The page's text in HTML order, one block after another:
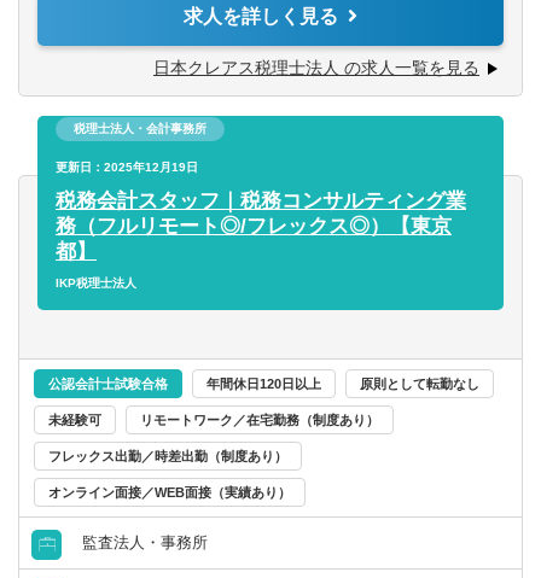
ご経験があり、業務をお任せできるご状況であればフルリ
モートでの働き方のご提案も可能です！
税務業務を行っていく中で、
・税務顧問などを通じて、日本社会や貢献をしたいと考え
ている。
・複雑な税務問題の解決策を提供し、専門家としてより成
長・スキルアップしていきたい。
・申告など実務業務だけでなく、経営者目線にたち、根本
・大手法人で、細かく切り分けられた業務より、より責任
感のある仕事をしたい。
そのような思いをお持ちではございませんか？
今回のポジションの税務スタッフでは、これまで培ってき
た税務の専門知識や実務でのご経験を活かし、エキスパー
トとして、
経営者であるお客様と同じ目線にたち、実際に直面する税
【求める人物像】
■責任をもって最後まで前向きに業務に取り組める方
■オンラインでのコミュニケーションに抵抗のない方
■法人税・所得税・消費税等の各種税務申告書作成
■クライアント資料の確認・整理
■税務調査対応補助（書面・オンライン中心）
【使用会計ソフト】
■freee
■マネーフォワード
■勘定奉行
■TKC
求人を詳しく見る
日本クレアス税理士法人 の求人一覧を見る
税理士法人・会計事務所
更新日：2025年12月19日
税務会計スタッフ｜税務コンサルティング業
務（フルリモート◎/フレックス◎）【東京
都】
IKP税理士法人
公認会計士試験合格 年間休日120日以上 原則として転勤なし
未経験可 リモートワーク／在宅勤務（制度あり）
フレックス出勤／時差出勤（制度あり）
オンライン面接／WEB面接（実績あり）
監査法人・事務所